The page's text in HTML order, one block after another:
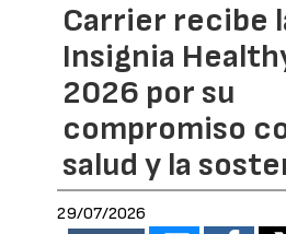
Carrier recibe
Insignia
2026 por su
compromiso
salud y la
29/07/2026